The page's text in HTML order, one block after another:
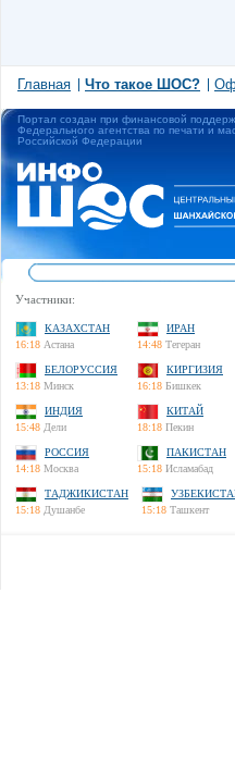
Главная Что такое ШОС?
Портал создан при финансовой
Федерального агентства по печати и
Российской Федерации
Участники:
КАЗАХСТАН
16:18 Астана
ИРАН
14:48 Тегеран
БЕЛОРУССИЯ
13:18 Минск
КИРГИЗИЯ
16:18 Бишкек
ИНДИЯ
15:48 Дели
КИТАЙ
18:18 Пекин
РОССИЯ
14:18 Москва
ПАКИСТАН
15:18 Исламабад
ТАДЖИКИСТАН
15:18 Душанбе
15:18 Ташкент